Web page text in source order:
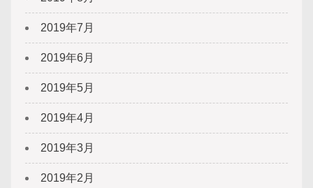
2019年7月
2019年6月
2019年5月
2019年4月
2019年3月
2019年2月